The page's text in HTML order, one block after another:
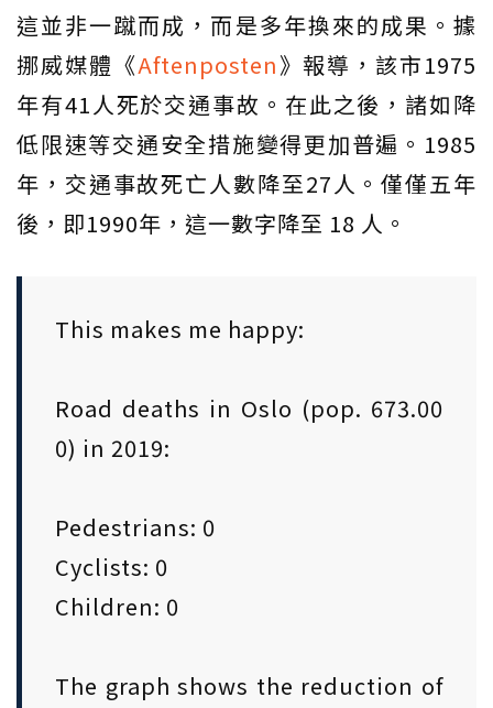
這並非一蹴而成，而是多年換來的成果。據
挪威媒體《Aftenposten》報導，該市1975
年有41人死於交通事故。在此之後，諸如降
低限速等交通安全措施變得更加普遍。1985
年，交通事故死亡人數降至27人。僅僅五年
後，即1990年，這一數字降至 18 人。
This makes me happy:
Road deaths in Oslo (pop. 673.00
0) in 2019:
Pedestrians: 0
Cyclists: 0
Children: 0
The graph shows the reduction of